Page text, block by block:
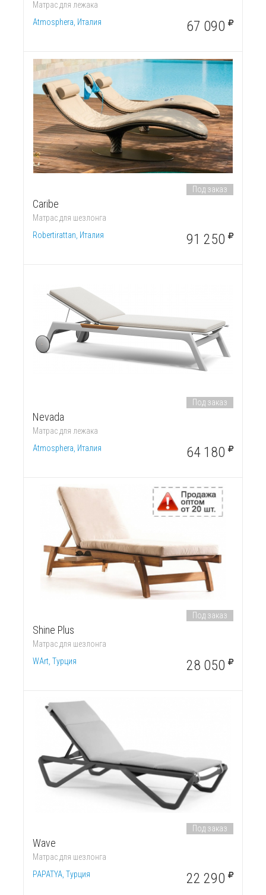
Матрас для лежака
Atmosphera, Италия
67 090
Caribe
Матрас для шезлонга
Robertirattan, Италия
Под заказ
91 250
Nevada
Матрас для лежака
Atmosphera, Италия
Под заказ
64 180
Shine Plus
Матрас для шезлонга
WArt, Турция
Под заказ
28 050
Wave
Матрас для шезлонга
PAPATYA, Турция
Под заказ
22 290